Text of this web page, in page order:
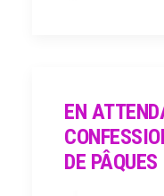
EN
DE PÂQUES